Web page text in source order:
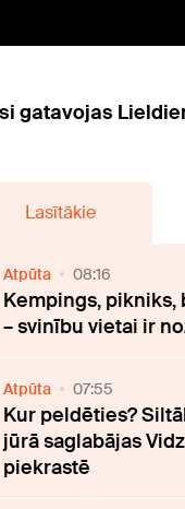
gatavojas
Lasītākie
Atpūta 08:16
Kempings,
– svinību vietai ir
Atpūta 07:55
Kur peldēties?
jūrā saglabājas
piekrastē